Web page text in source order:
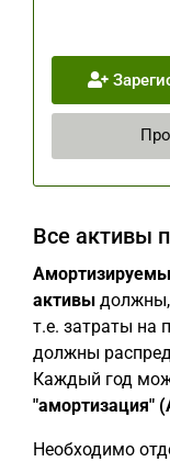
Все активы
активы должны,
т.е. затраты на
должны
Каждый год
"амортизация"
Необходимо